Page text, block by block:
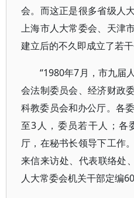
会。而这正是很多省级人
上海市人大常委会、天津
建立后的不久即成立了若
“1980年7月，市九届
会法制委员会、经济财政
科教委员会和办公厅。各
至3人，委员若干人；各
厅，在秘书长领导下工作
来信来访处、代表联络处
人大常委会机关干部定编